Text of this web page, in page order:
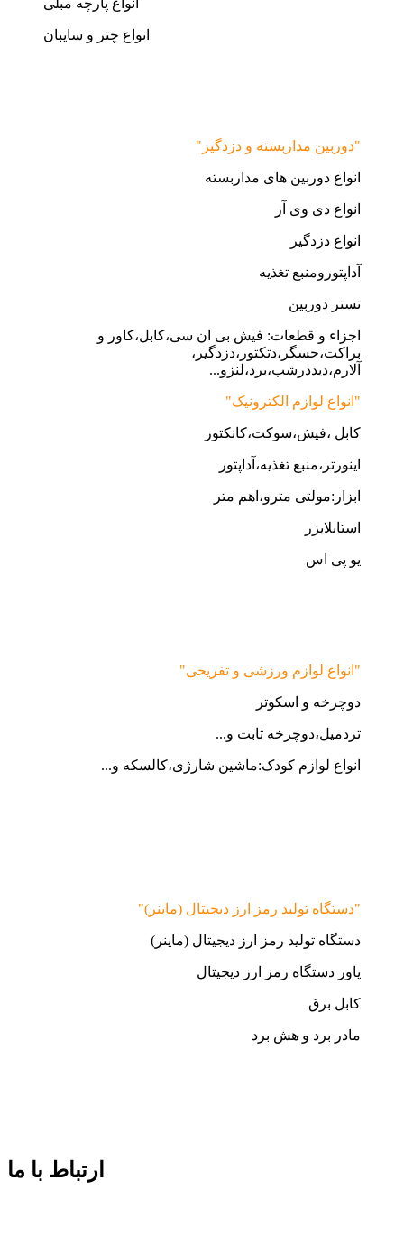
انواع پارچه مبلی
انواع چتر و سایبان
"دوربین مداربسته و دزدگیر"
انواع دوربین های مداربسته
انواع دی وی آر
انواع دزدگیر
آداپتورومنبع تغذیه
تستر دوربین
اجزاء و قطعات: فیش بی ان سی،کابل،کاور و
براکت،حسگر،دتکتور،دزدگیر،
آلارم،دیددرشب،برد،لنزو...
"انواع لوازم الکترونیک"
کابل ،فیش،سوکت،کانکتور
اینورتر،منبع تغذیه،آداپتور
ابزار:مولتی مترو،اهم متر
استابلایزر
یو پی اس
"انواع لوازم ورزشی و تفریحی"
دوچرخه و اسکوتر
تردمیل،دوچرخه ثابت و...
انواع لوازم کودک:ماشین شارژی،کالسکه و...
"دستگاه تولید رمز ارز دیجیتال (ماینر)"
دستگاه تولید رمز ارز دیجیتال (ماینر)
پاور دستگاه رمز ارز دیجیتال
کابل برق
مادر برد و هش برد
ارتباط با ما